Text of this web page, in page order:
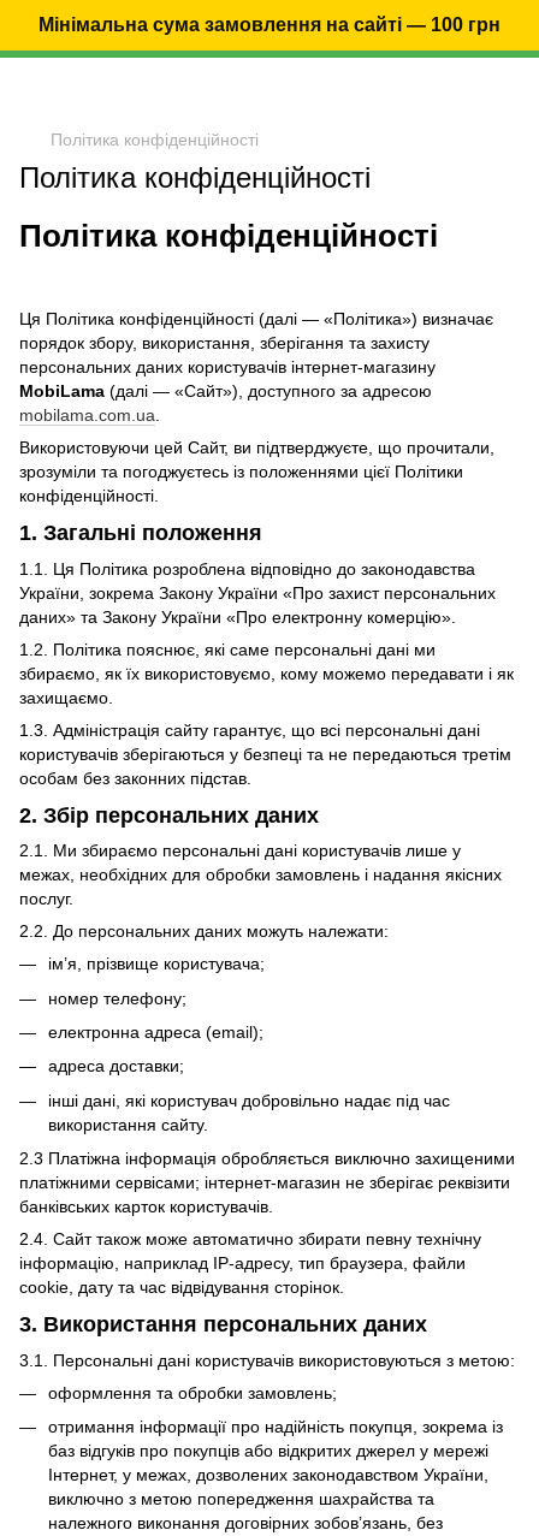
Мінімальна сума замовлення на сайті — 100 грн
Політика конфіденційності
Політика конфіденційності
Політика конфіденційності
Ця Політика конфіденційності (далі — «Політика») визначає
порядок збору, використання, зберігання та захисту
персональних даних користувачів інтернет-магазину
MobiLama (далі — «Сайт»), доступного за адресою
mobilama.com.ua
Використовуючи цей Сайт, ви підтверджуєте, що прочитали,
зрозуміли та погоджуєтесь із положеннями цієї Політики
конфіденційності.
1. Загальні положення
1.1. Ця Політика розроблена відповідно до законодавства
України, зокрема Закону України «Про захист персональних
даних» та Закону України «Про електронну комерцію».
1.2. Політика пояснює, які саме персональні дані ми
збираємо, як їх використовуємо, кому можемо передавати і як
захищаємо.
1.3. Адміністрація сайту гарантує, що всі персональні дані
користувачів зберігаються у безпеці та не передаються третім
особам без законних підстав.
2. Збір персональних даних
2.1. Ми збираємо персональні дані користувачів лише у
межах, необхідних для обробки замовлень і надання якісних
послуг.
2.2. До персональних даних можуть належати:
ім’я, прізвище користувача;
номер телефону;
електронна адреса (email);
адреса доставки;
інші дані, які користувач добровільно надає під час
використання сайту.
2.3 Платіжна інформація обробляється виключно захищеними
платіжними сервісами; інтернет-магазин не зберігає реквізити
банківських карток користувачів.
2.4. Сайт також може автоматично збирати певну технічну
інформацію, наприклад IP-адресу, тип браузера, файли
cookie, дату та час відвідування сторінок.
3. Використання персональних даних
3.1. Персональні дані користувачів використовуються з метою:
оформлення та обробки замовлень;
отримання інформації про надійність покупця, зокрема із
баз відгуків про покупців або відкритих джерел у мережі
Інтернет, у межах, дозволених законодавством України,
виключно з метою попередження шахрайства та
належного виконання договірних зобов’язань, без